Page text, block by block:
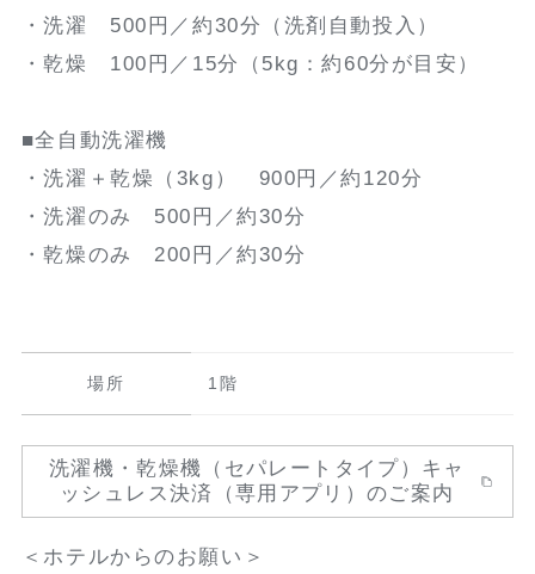
・洗濯 500円／約30分（洗剤自動投入）
・乾燥 100円／15分（5kg：約60分が目安）
■全自動洗濯機
・洗濯＋乾燥（3kg） 900円／約120分
・洗濯のみ 500円／約30分
・乾燥のみ 200円／約30分
場所 1階
洗濯機・乾燥機（セパレートタイプ）キャ
ッシュレス決済（専用アプリ）のご案内
＜ホテルからのお願い＞